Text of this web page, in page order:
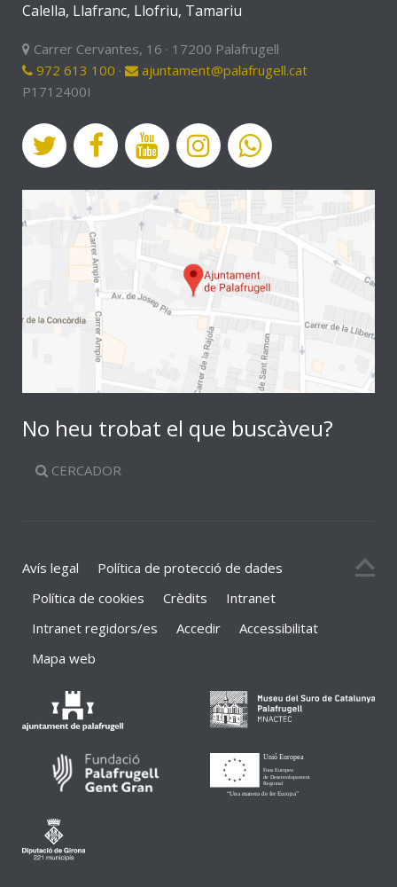
Calella, Llafranc, Llofriu, Tamariu
Carrer Cervantes, 16 · 17200 Palafrugell
972 613 100 ·
ajuntament@palafrugell.cat
P1712400I
No heu trobat el que buscàveu?
CERCADOR
Avís legal
Política de protecció de dades
Política de cookies
Crèdits
Intranet
Intranet regidors/es
Accedir
Accessibilitat
Mapa web